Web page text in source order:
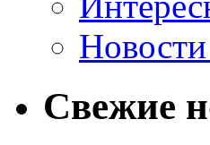
Свежие